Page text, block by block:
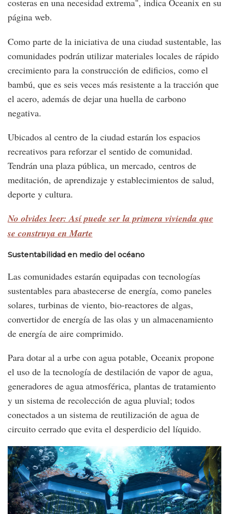
costeras en una necesidad extrema", indica Oceanix en su
página web.
Como parte de la iniciativa de una ciudad sustentable, las
comunidades podrán utilizar materiales locales de rápido
crecimiento para la construcción de edificios, como el
bambú, que es seis veces más resistente a la tracción que
el acero, además de dejar una huella de carbono
negativa.
Ubicados al centro de la ciudad estarán los espacios
recreativos para reforzar el sentido de comunidad.
Tendrán una plaza pública, un mercado, centros de
meditación, de aprendizaje y establecimientos de salud,
deporte y cultura.
No olvides leer: Así puede ser la primera vivienda que
se construya en Marte
Sustentabilidad en medio del océano
Las comunidades estarán equipadas con tecnologías
sustentables para abastecerse de energía, como paneles
solares, turbinas de viento, bio-reactores de algas,
convertidor de energía de las olas y un almacenamiento
de energía de aire comprimido.
Para dotar al a urbe con agua potable, Oceanix propone
el uso de la tecnología de destilación de vapor de agua,
generadores de agua atmosférica, plantas de tratamiento
y un sistema de recolección de agua pluvial; todos
conectados a un sistema de reutilización de agua de
circuito cerrado que evita el desperdicio del líquido.